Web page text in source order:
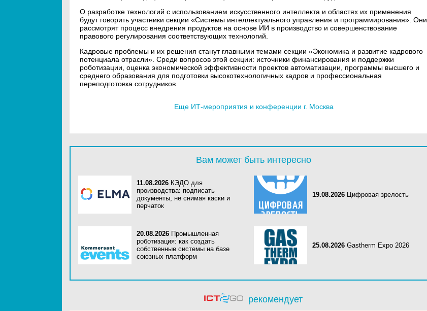
О разработке технологий с использованием искусственного интеллекта и областях их применения
будут говорить участники секции «Системы интеллектуального управления и программирования». Они
рассмотрят процесс внедрения продуктов на основе ИИ в производство и совершенствование
правового регулирования соответствующих технологий.
Кадровые проблемы и их решения станут главными темами секции «Экономика и развитие кадрового
потенциала отрасли». Среди вопросов этой секции: источники финансирования и поддержки
роботизации, оценка экономической эффективности проектов автоматизации, программы высшего и
среднего образования для подготовки высокотехнологичных кадров и профессиональная
переподготовка сотрудников.
Еще ИТ-мероприятия и конференции г. Москва
Вам может быть интересно
11.08.2026 КЭДО для
производства: подписать
документы, не снимая каски и
перчаток
19.08.2026 Цифровая зрелость
20.08.2026 Промышленная
роботизация: как создать
собственные системы на базе
союзных платформ
25.08.2026 Gastherm Expo 2026
рекомендует